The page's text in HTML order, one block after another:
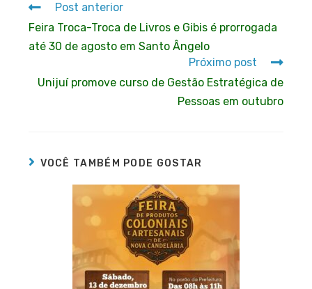
Post anterior
Feira Troca-Troca de Livros e Gibis é prorrogada
até 30 de agosto em Santo Ângelo
Próximo post
Unijuí promove curso de Gestão Estratégica de
Pessoas em outubro
VOCÊ TAMBÉM PODE GOSTAR